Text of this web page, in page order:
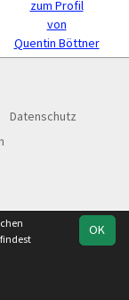
zum Profil
von
Quentin Böttner
Datenschutz
OK